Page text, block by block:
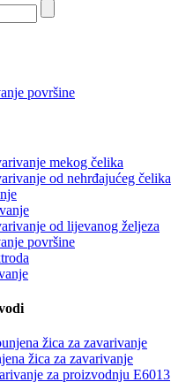
površine
mekog čelika
od nehrđajućeg čelika
od lijevanog željeza
površine
žica za zavarivanje